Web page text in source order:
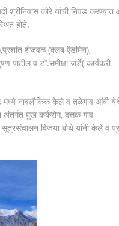
श्रीनिवास कोरे यांची निवड करण्यात
होते.
शेजवळ (क्लब ऍडमिन),
व डॉ.समीक्षा जर्डे( कार्यकरी
मध्ये नावलौकिक केले व तळेगाव आंबी
मुख कर्करोग, दत्तक गाव
सूत्रसंचालन विजया बोथे यांनी केले व